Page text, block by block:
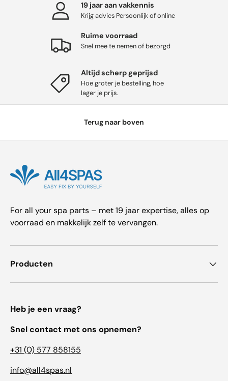
19 jaar aan vakkennis
Krijg advies Persoonlijk of online
Ruime voorraad
Snel mee te nemen of bezorgd
Altijd scherp geprijsd
Hoe groter je bestelling, hoe
lager je prijs.
Terug naar boven
For all your spa parts – met 19 jaar expertise, alles op
voorraad en makkelijk zelf te vervangen.
Producten
Heb je een vraag?
Snel contact met ons opnemen?
+31 (0) 577 858155
info@all4spas.nl